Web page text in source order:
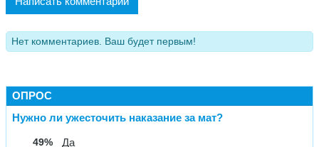
Нет комментариев. Ваш будет первым!
ОПРОС
Нужно ли ужесточить наказание за мат?
49% Да